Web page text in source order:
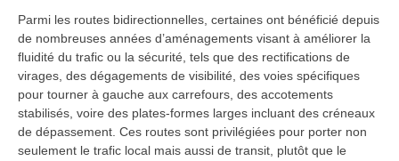
Parmi les routes bidirectionnelles, certaines ont bénéficié depuis
de nombreuses années d’aménagements visant à améliorer la
fluidité du trafic ou la sécurité, tels que des rectifications de
virages, des dégagements de visibilité, des voies spécifiques
pour tourner à gauche aux carrefours, des accotements
stabilisés, voire des plates-formes larges incluant des créneaux
de dépassement. Ces routes sont privilégiées pour porter non
seulement le trafic local mais aussi de transit, plutôt que le